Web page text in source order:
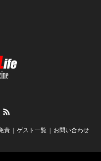
責 ゲスト一覧 お問い合わせ